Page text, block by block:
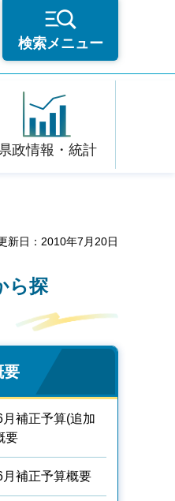
検索メニュー
政情報・統計
新日：2010年7月20日
ら探
要
補正予算(追加
要
補正予算概要